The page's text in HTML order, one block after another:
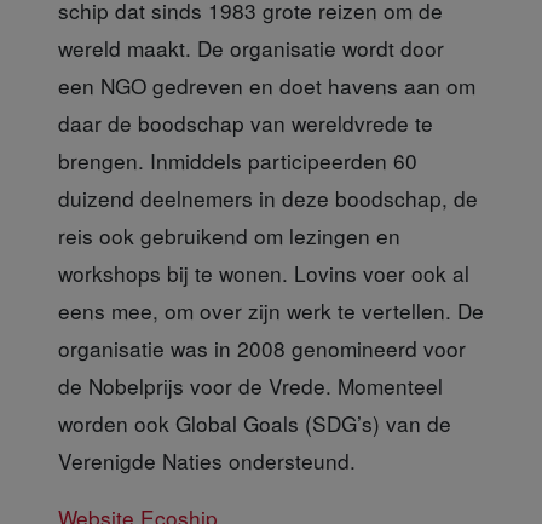
schip dat sinds 1983 grote reizen om de
wereld maakt. De organisatie wordt door
een NGO gedreven en doet havens aan om
daar de boodschap van wereldvrede te
brengen. Inmiddels participeerden 60
duizend deelnemers in deze boodschap, de
reis ook gebruikend om lezingen en
workshops bij te wonen. Lovins voer ook al
eens mee, om over zijn werk te vertellen. De
organisatie was in 2008 genomineerd voor
de Nobelprijs voor de Vrede. Momenteel
worden ook Global Goals (SDG’s) van de
Verenigde Naties ondersteund.
Website Ecoship